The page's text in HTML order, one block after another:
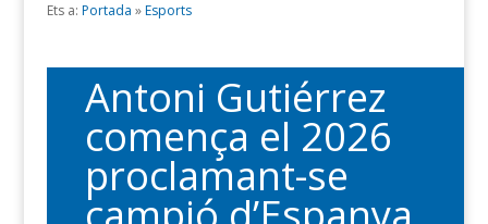
Ets a: Portada »Esports
Antoni Gutiérrez
comença el 2026
proclamant-se